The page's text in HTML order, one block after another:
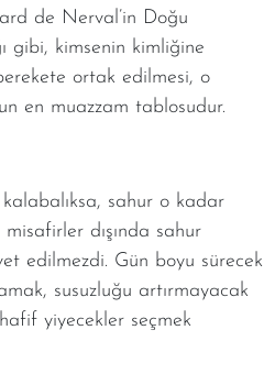
de Nerval’in Doğu
gibi, kimsenin kimliğine
ortak edilmesi, o
en muazzam tablosudur.
sahur o kadar
misafirler dışında sahur
edilmezdi. Gün boyu sürecek
susuzluğu artırmayacak
yiyecekler seçmek